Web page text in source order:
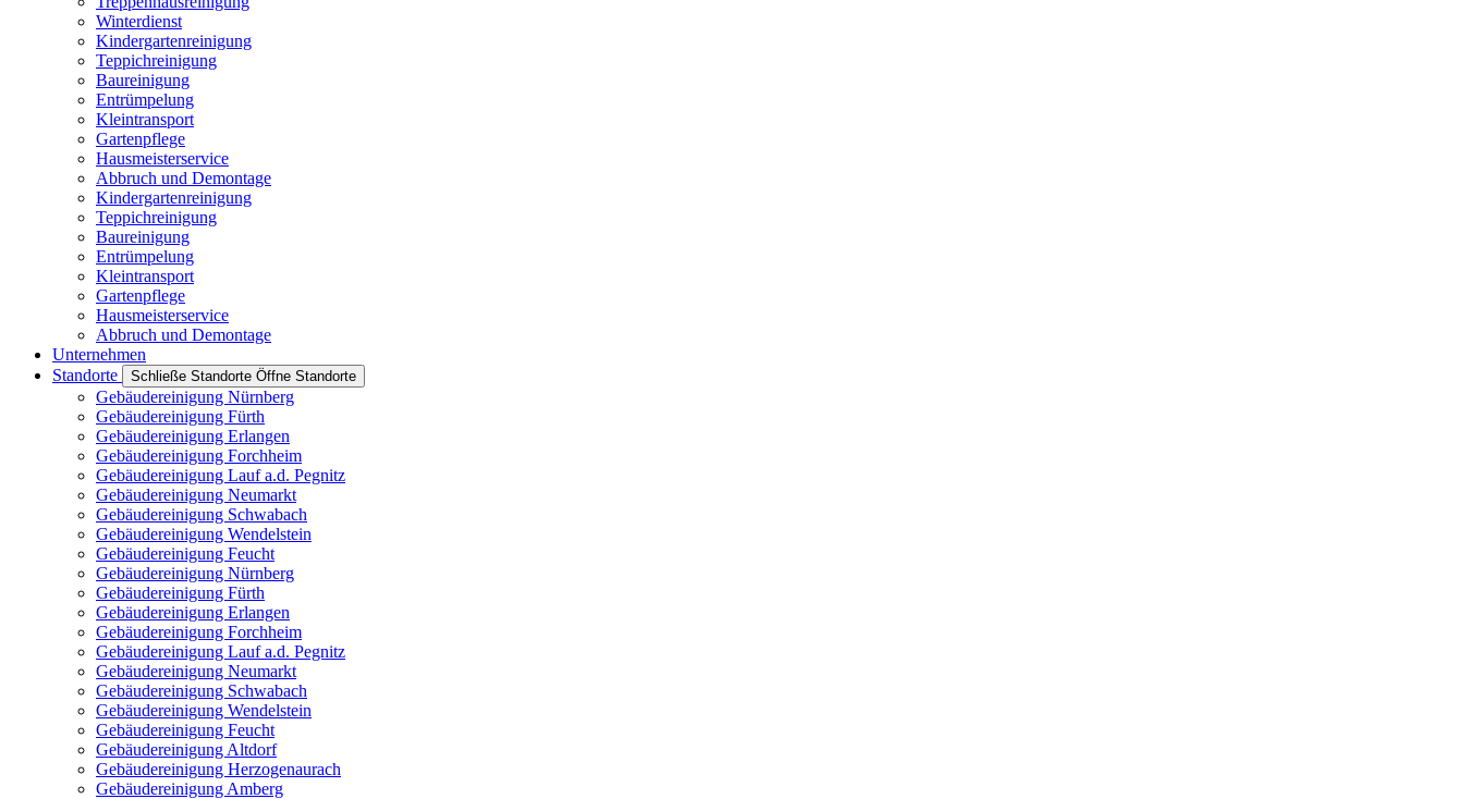
Winterdienst
Kindergartenreinigung
Teppichreinigung
Baureinigung
Entrümpelung
Kleintransport
Gartenpflege
Hausmeisterservice
Abbruch und Demontage
Kindergartenreinigung
Teppichreinigung
Baureinigung
Entrümpelung
Kleintransport
Gartenpflege
Hausmeisterservice
Abbruch und Demontage
Unternehmen
Standorte
Schließe Standorte Öffne Standorte
Gebäudereinigung Nürnberg
Gebäudereinigung Fürth
Gebäudereinigung Erlangen
Gebäudereinigung Forchheim
Gebäudereinigung Lauf a.d. Pegnitz
Gebäudereinigung Neumarkt
Gebäudereinigung Schwabach
Gebäudereinigung Wendelstein
Gebäudereinigung Feucht
Gebäudereinigung Nürnberg
Gebäudereinigung Fürth
Gebäudereinigung Erlangen
Gebäudereinigung Forchheim
Gebäudereinigung Lauf a.d. Pegnitz
Gebäudereinigung Neumarkt
Gebäudereinigung Schwabach
Gebäudereinigung Wendelstein
Gebäudereinigung Feucht
Gebäudereinigung Altdorf
Gebäudereinigung Herzogenaurach
Gebäudereinigung Amberg